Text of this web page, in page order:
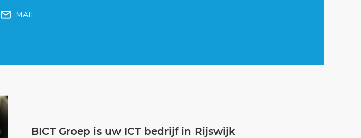
MAIL
BICT Groep is uw ICT bedrijf in Rijswijk